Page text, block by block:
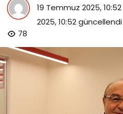
19 Temmuz 2025, 10:52
2025, 10:52güncellendi
78